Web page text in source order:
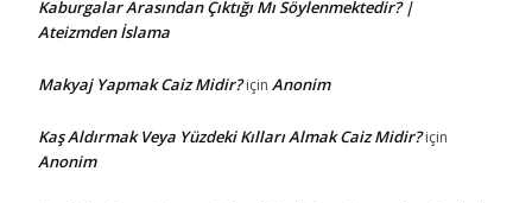
Kaburgalar Arasından Çıktığı Mı Söylenmektedir? |
Ateizmden İslama
Makyaj Yapmak Caiz Midir?için Anonim
Kaş Aldırmak Veya Yüzdeki Kılları Almak Caiz Midir?için
Anonim